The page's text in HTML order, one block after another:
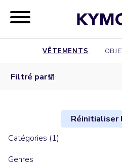
VÊTEMENTS
Filtré par
Catégories (1)
Genres